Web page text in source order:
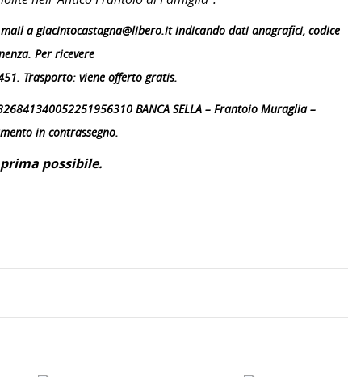
a giacintocastagna@libero.it indicando dati anagrafici, codice
Per ricevere
Trasporto: viene offerto gratis.
BANCA SELLA – Frantoio Muraglia –
in contrassegno.
possibile.